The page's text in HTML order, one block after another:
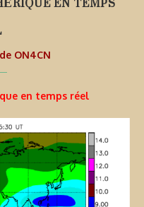
ON4CN
en temps réel